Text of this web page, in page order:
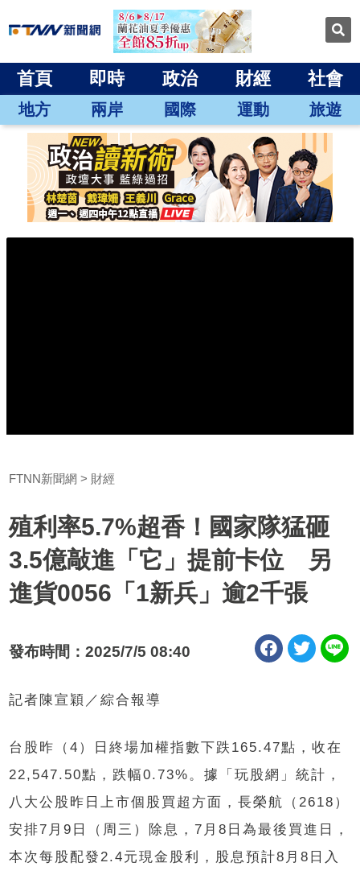
首頁 即時 政治 財經 社會
地方 兩岸 國際 運動 旅遊
FTNN新聞網 財經
殖利率5.7%超香！國家隊猛砸
3.5億敲進「它」提前卡位 另
進貨0056「1新兵」逾2千張
發布時間：2025/7/5 08:40
記者陳宣穎／綜合報導
台股昨（4）日終場加權指數下跌165.47點，收在
22,547.50點，跌幅0.73%。據「玩股網」統計，
八大公股昨日上市個股買超方面，長榮航（2618）
安排7月9日（周三）除息，7月8日為最後買進日，
本次每股配發2.4元現金股利，股息預計8月8日入